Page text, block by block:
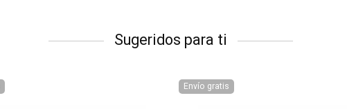
Sugeridos para ti
Envío gratis